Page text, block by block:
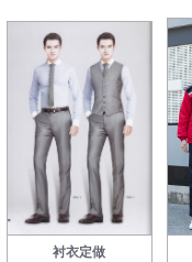
衬衣定做